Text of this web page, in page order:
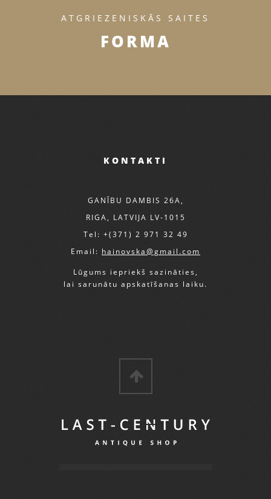
ATGRIEZENISKĀS SAITES
FORMA
KONTAKTI
GANĪBU DAMBIS 26A,
RIGA, LATVIJA LV-1015
Tel: +(371) 2 971 32 49
Email: hainovska@gmail.com
Lūgums iepriekš sazināties,
lai sarunātu apskatīšanas laiku.